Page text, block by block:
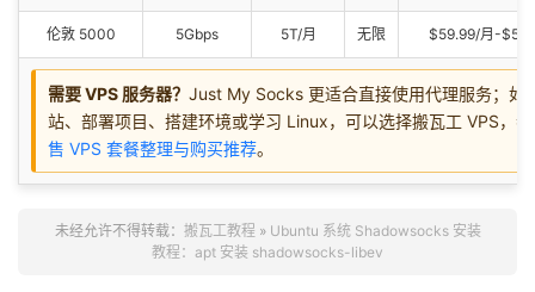
伦敦 5000 5Gbps 5T/月 无限 $59.99/月-
需要 VPS 服务器？ Just My Socks 更适合直接使用代理服务；如
站、部署项目、搭建环境或学习 Linux，可以选择搬瓦工 VPS，
售 VPS 套餐整理与购买推荐。
未经允许不得转载： 搬瓦工教程 » Ubuntu 系统 Shadowsocks 安装
教程：apt 安装 shadowsocks-libev